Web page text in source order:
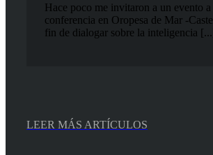
Hace poco me invitaron a un evento
conferencia en Oropesa de Mar -
fin de dialogar sobre la inteligencia
LEER MÁS ARTÍCULOS